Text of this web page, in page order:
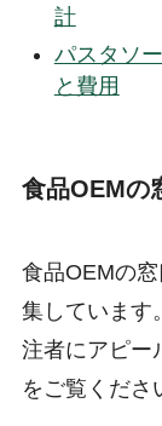
計
パスタソ
と費用
食品OEMの
食品OEMの
集しています
注者にアピー
をご覧くださ